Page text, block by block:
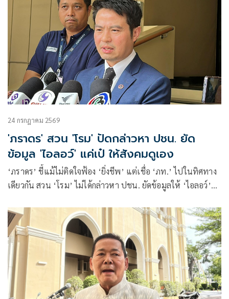
24 กรกฎาคม 2569
'ภราดร' สวน 'โรม' ปัดกล่าวหา ปชน. ยัด
ข้อมูล 'ไอลอว์' แค่เป๋ ให้สังคมดูเอง
‘ภราดร’ ชี้แม้ไม่ติดใจฟ้อง ‘ยิ่งชีพ’ แต่เชื่อ ‘ภท.’ ไปในทิศทาง
เดียวกัน สวน ‘โรม’ ไม่ได้กล่าวหา ปชน. ยัดข้อมูลให้ ‘ไอลอว์’
โยนสังคมดูเอง